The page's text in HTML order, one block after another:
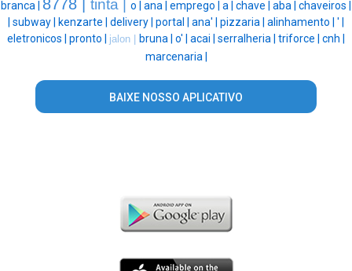
branca | 8778 | tinta | o | ana | emprego | a | chave | aba | chaveiros |
subway | kenzarte | delivery | portal | ana' | pizzaria | alinhamento | ' |
eletronicos | pronto | jalon | bruna | o' | acai | serralheria | triforce | cnh |
marcenaria |
BAIXE NOSSO APLICATIVO